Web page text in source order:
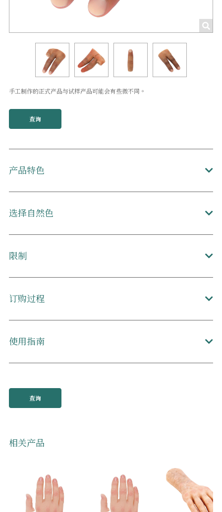
手工制作的正式产品与试样产品可能会有些微不同。
查询
产品特色
选择自然色
限制
订购过程
使用指南
查询
相关产品